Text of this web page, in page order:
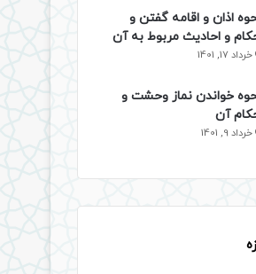
اذان و اقامه گفتن و
و احادیث مربوط به آن
خرداد 17, 1401
خواندن نماز وحشت و
آن
خرداد 9, 1401